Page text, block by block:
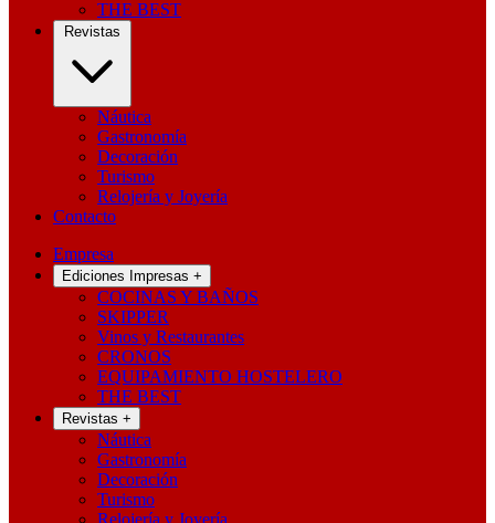
THE BEST
Revistas
Náutica
Gastronomía
Decoración
Turismo
Relojería y Joyería
Contacto
Empresa
Ediciones Impresas +
COCINAS Y BAÑOS
SKIPPER
Vinos y Restaurantes
CRONOS
EQUIPAMIENTO HOSTELERO
THE BEST
Revistas +
Náutica
Gastronomía
Decoración
Turismo
Relojería y Joyería